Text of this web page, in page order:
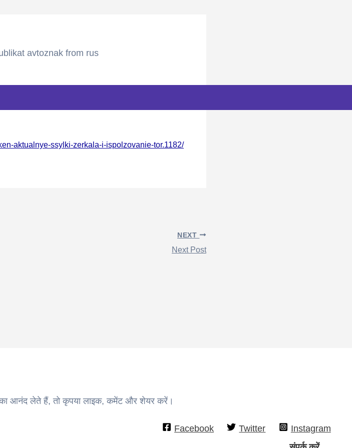
avtoznak from rus
aktualnye-ssylki-zerkala-i-ispolzovanie-tor.1182/
NEXT
Next Post
का आनंद लेते हैं, तो कृपया लाइक, कमेंट और शेयर करें।
Facebook Twitter
Instagram